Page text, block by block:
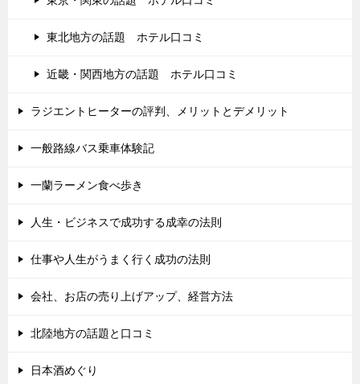
東北地方の話題 ホテル口コミ
近畿・関西地方の話題 ホテル口コミ
ラジエントヒーターの評判、メリットとデメリット
一般路線バス乗車体験記
一蘭ラーメン食べ歩き
人生・ビジネスで成功する成幸の法則
仕事や人生がうまく行く成功の法則
会社、お店の売り上げアップ、経営方法
北陸地方の話題と口コミ
日本酒めぐり